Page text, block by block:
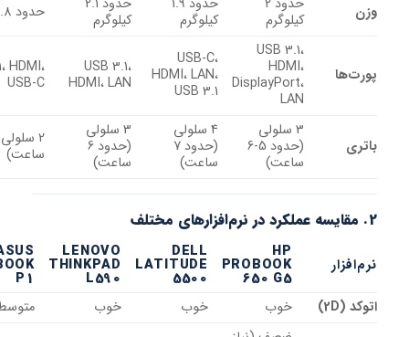
کیلوگرم کیلوگرم کیلوگرم حدود 1.8 کیلوگرم
HDMI،
DisplayPort،
USB-C،
HDMI، LAN،
USB 3.1
USB 3.1،
HDMI، LAN
USB 3.1، HDMI،
USB-C
4 سلولی
ساعت)
3 سلولی
ساعت)
2 سلولی (حدود 4
ساعت)
PROBOOK
650 G5
LATITUDE
5500
LENOVO
THINKPAD
L590
ASUS
EXPERTBOOK
P1
خوب خوب خوب متوسط